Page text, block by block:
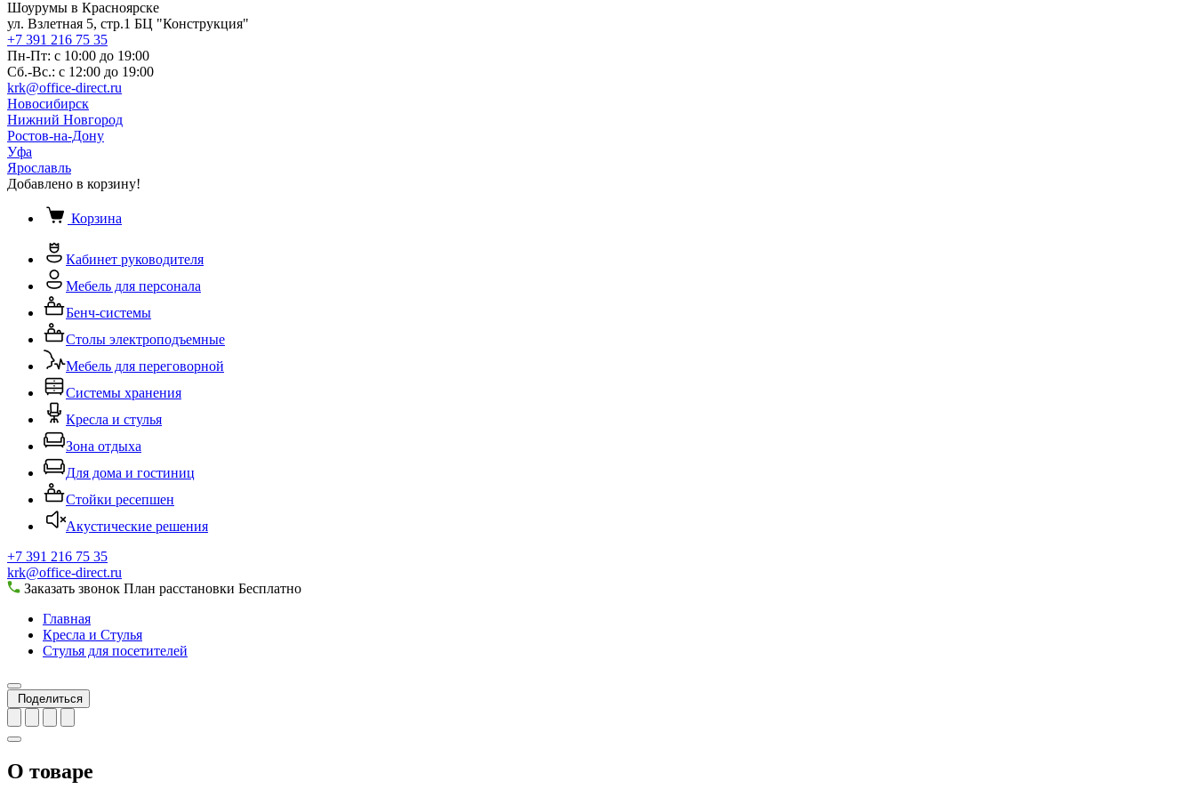
Шоурумы в Красноярске
ул. Взлетная 5, стр.1 БЦ "Конструкция"
+7 391 216 75 35
Пн-Пт: с 10:00 до 19:00
Сб.-Вс.: с 12:00 до 19:00
krk@office-direct.ru
Новосибирск
Нижний Новгород
Ростов-на-Дону
Уфа
Ярославль
Добавлено в корзину!
Корзина
Кабинет руководителя
Мебель для персонала
Бенч-системы
Столы электроподъемные
Мебель для переговорной
Системы хранения
Кресла и стулья
Зона отдыха
Для дома и гостиниц
Стойки ресепшен
Акустические решения
+7 391 216 75 35
krk@office-direct.ru
Заказать звонок План расстановки Бесплатно
Главная
Кресла и Стулья
Стулья для посетителей
Поделиться
О товаре